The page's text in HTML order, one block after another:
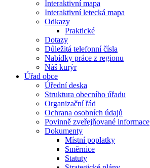
Interaktivní mapa
Interaktivní letecká mapa
Odkazy
Praktické
Dotazy
Důležitá telefonní čísla
Nabídky práce z regionu
Náš kurýr
Úřad obce
Úřední deska
Struktura obecního úřadu
Organizační řád
Ochrana osobních údajů
Povinně zveřejňované informace
Dokumenty
Místní poplatky
Směrnice
Statuty